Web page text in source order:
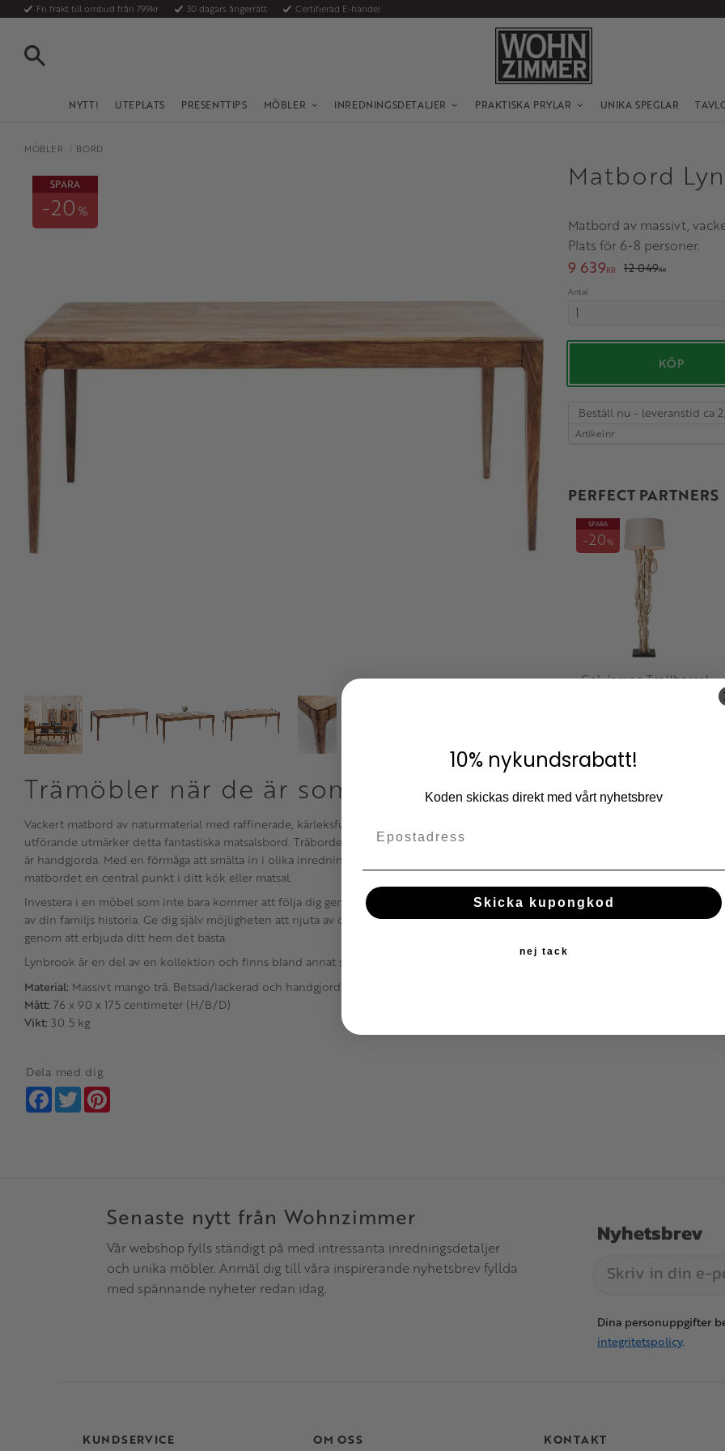
Fri frakt till ombud från 799kr 30 dagars ångerrätt Certifierad E-handel
NYTT! UTEPLATS PRESENTTIPS MÖBLER INREDNINGSDETALJER PRAKTISKA PRYLAR UNIKA SPEGLAR
MÖBLER BORD
Matbord
Matbord av massivt,
Plats för 6-8 personer.
SPARA
20 %
Nedsatt pris:
9 639KR Ordinarie pris:
12 049KR
Antal
KÖP
Beställ nu - leveranstid ca
Artikelnr
PERFECT PARTNERS
Golvlampa Trollhassel
SPARA
20%
KÖP
Trämöbler när de är som bäst
Vackert matbord av naturmaterial med raffinerade, kärleksfullt utformade detaljer, och välarbetat
utförande utmärker detta fantastiska matsalsbord. Träbordet står för högkvalitativa snickerier och
är handgjorda. Med en förmåga att smälta in i olika inredningsstilar, från rustik till modern, blir
matbordet en central punkt i ditt kök eller matsal.
Investera i en möbel som inte bara kommer att följa dig genom åren utan som också blir en del
av din familjs historia. Ge dig själv möjligheten att njuta av överlägsen kvalitet och tidlös design
genom att erbjuda ditt hem det bästa.
Lynbrook är en del av en kollektion och finns bland annat som skrivbord och i mörkare träslag.
Material: Massivt mango trä. Betsad/lackerad och handgjord.
Mått: 76 x 90 x 175 centimeter (H/B/D)
Vikt: 30.5 kg
Dela med dig
Facebook
Twitter
Senaste nytt från Wohnzimmer
Vår webshop fylls ständigt på med intressanta inredningsdetaljer
och unika möbler. Anmäl dig till våra inspirerande nyhetsbrev fyllda
med spännande nyheter redan idag.
Nyhetsbrev
Dina personuppgifter
integritetspolicy.
KUNDSERVICE OM OSS KONTAKT
10% nykundsrabatt!
Koden skickas direkt med vårt nyhetsbrev
Skicka kupongkod
nej tack